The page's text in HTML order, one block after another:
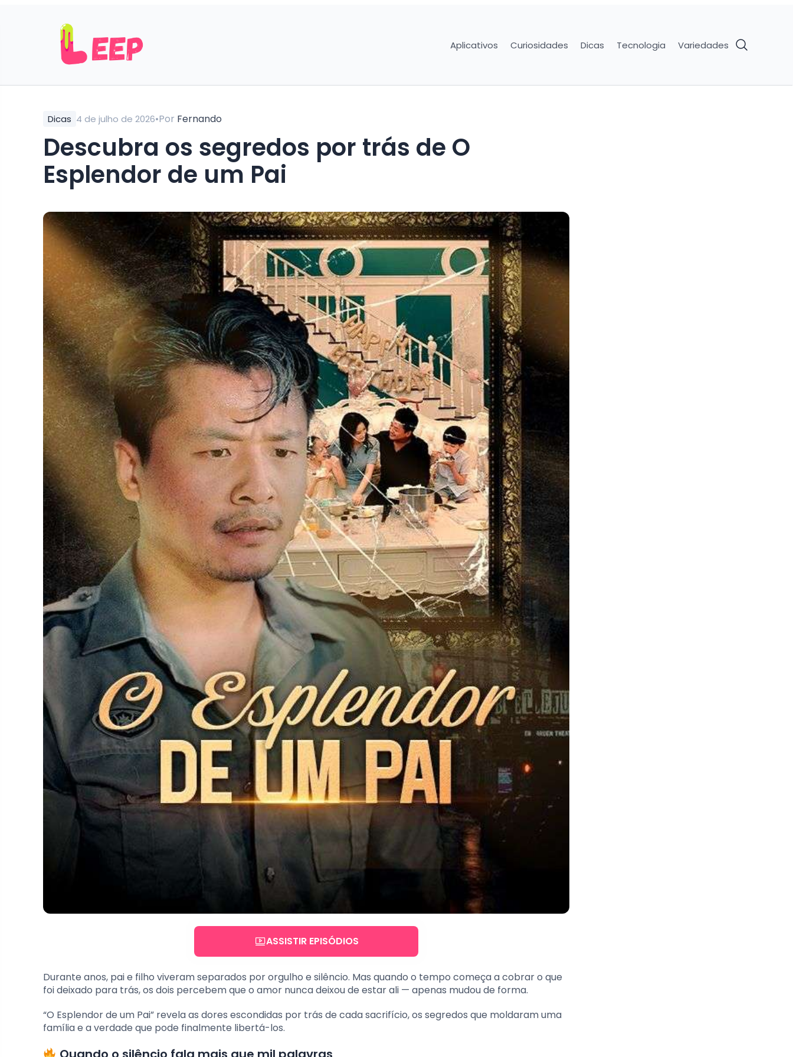
Aplicativos Curiosidades Dicas Tecnologia Variedades
Dicas 4 de julho de 2026•Por Fernando
Descubra os segredos por trás de O
Esplendor de um Pai
ASSISTIR EPISÓDIOS
Durante anos, pai e filho viveram separados por orgulho e silêncio. Mas quando o tempo começa a cobrar o que
foi deixado para trás, os dois percebem que o amor nunca deixou de estar ali — apenas mudou de forma.
“O Esplendor de um Pai” revela as dores escondidas por trás de cada sacrifício, os segredos que moldaram uma
família e a verdade que pode finalmente libertá-los.